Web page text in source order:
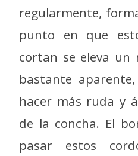
regularmente,
punto en que
cortan se eleva
bastante
hacer más ruda y
de la concha. El
pasar estos